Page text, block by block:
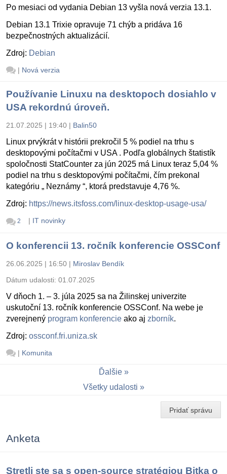
Po mesiaci od vydania Debian 13 vyšla nová verzia 13.1.
Debian 13.1 Trixie opravuje 71 chýb a pridáva 16
bezpečnostných aktualizácií.
Zdroj: Debian
| Nová verzia
Používanie Linuxu na desktopoch dosiahlo v
USA rekordnú úroveň.
21.07.2025 | 19:40 | Balin50
Linux prvýkrát v histórii prekročil 5 % podiel na trhu s
desktopovými počítačmi v USA . Podľa globálnych štatistík
spoločnosti StatCounter za jún 2025 má Linux teraz 5,04 %
podiel na trhu s desktopovými počítačmi, čím prekonal
kategóriu „ Neznámy “, ktorá predstavuje 4,76 %.
Zdroj: https://news.itsfoss.com/linux-desktop-usage-usa/
2 | IT novinky
O konferencii 13. ročník konferencie OSSConf
26.06.2025 | 16:50 | Miroslav Bendík
Dátum udalosti: 01.07.2025
V dňoch 1. – 3. júla 2025 sa na Žilinskej univerzite
uskutoční 13. ročník konferencie OSSConf. Na webe je
zverejnený program konferencie ako aj zborník.
Zdroj: ossconf.fri.uniza.sk
| Komunita
Ďalšie
Všetky udalosti
Pridať správu
Anketa
Stretli ste sa s open-source stratégiou Bitka o